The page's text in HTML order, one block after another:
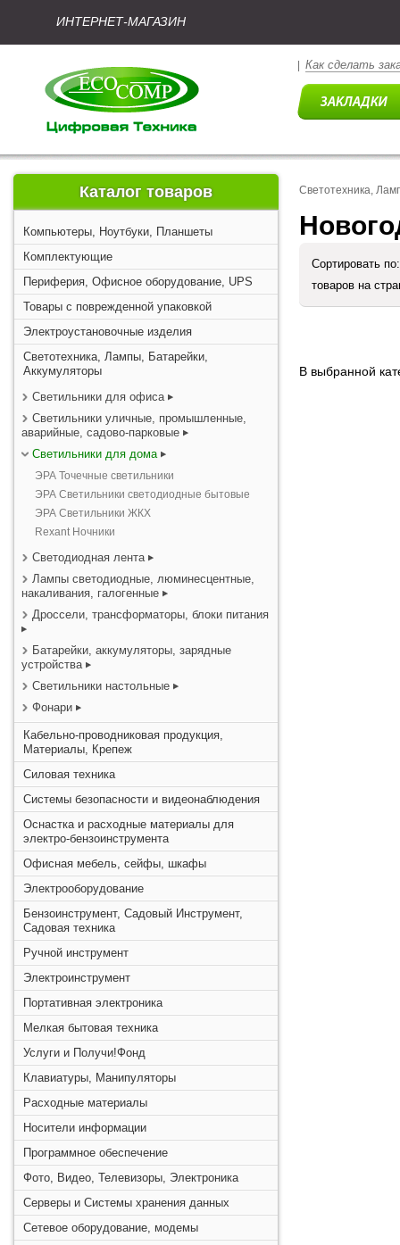
ИНТЕРНЕТ-МАГАЗИН
Как сделать
Каталог товаров
Компьютеры, Ноутбуки, Планшеты
Комплектующие
Периферия, Офисное оборудование, UPS
Товары с поврежденной упаковкой
Электроустановочные изделия
Светотехника, Лампы, Батарейки,
Аккумуляторы
Светильники для офиса
Светильники уличные, промышленные,
аварийные, садово-парковые
Светильники для дома
ЭРА Точечные светильники
ЭРА Светильники светодиодные бытовые
ЭРА Светильники ЖКХ
Rexant Ночники
Светодиодная лента
Лампы светодиодные, люминесцентные,
накаливания, галогенные
Дроссели, трансформаторы, блоки питания
Батарейки, аккумуляторы, зарядные
устройства
Светильники настольные
Фонари
Кабельно-проводниковая продукция,
Материалы, Крепеж
Силовая техника
Системы безопасности и видеонаблюдения
Оснастка и расходные материалы для
электро-бензоинструмента
Офисная мебель, сейфы, шкафы
Электрооборудование
Бензоинструмент, Садовый Инструмент,
Садовая техника
Ручной инструмент
Электроинструмент
Портативная электроника
Мелкая бытовая техника
Услуги и Получи!Фонд
Клавиатуры, Манипуляторы
Расходные материалы
Носители информации
Программное обеспечение
Фото, Видео, Телевизоры, Электроника
Серверы и Системы хранения данных
Сетевое оборудование, модемы
Светотехника,
Сортировать
товаров на
В выбранной